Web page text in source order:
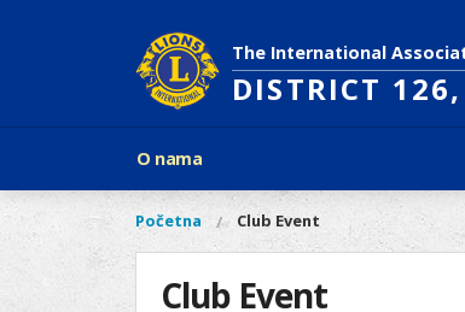
The International
DISTRICT
izbornik
O nama
Povijest Lions Internationala
Ciljevi predsjednika LCI
Što treba znati o Lionsima?
izbornik
nama
Vi
ste
ovdje
Početna Club Event
Club Event